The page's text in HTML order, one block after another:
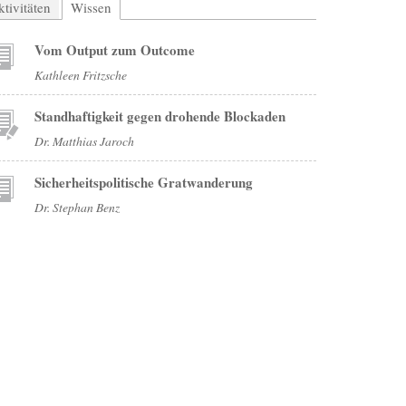
Wissen
Vom Output zum Outcome
Kathleen Fritzsche
Standhaftigkeit gegen drohende Blockaden
Dr. Matthias Jaroch
Sicherheitspolitische Gratwanderung
Dr. Stephan Benz